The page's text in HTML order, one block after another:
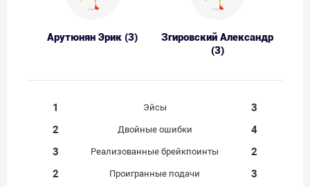
Арутюнян Эрик (3)
Згировский Александр
(3)
1 Эйсы
3
2
Двойные ошибки
4
3
Реализованные брейкпоинты
2
2
Проигранные подачи 3